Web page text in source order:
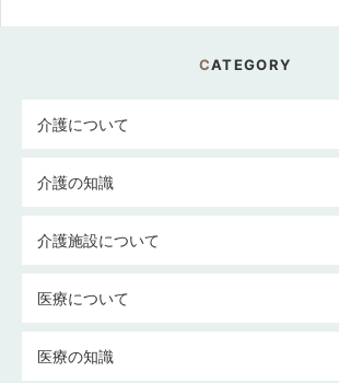
CATEGORY
介護について
介護の知識
介護施設について
医療について
医療の知識